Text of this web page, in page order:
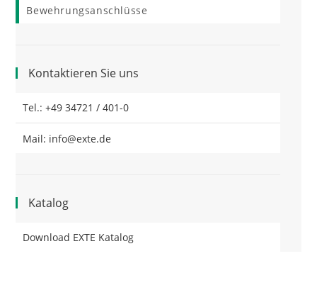
Bewehrungsanschlüsse
Kontaktieren Sie uns
Tel.: +49 34721 / 401-0
Mail: info@exte.de
Katalog
Download EXTE Katalog